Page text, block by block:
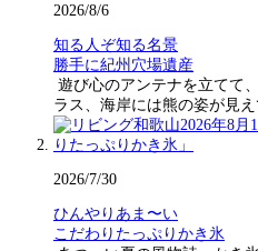
2026/8/6
知る人ぞ知る名景
勝手に紀州穴場遺産
遊び心のアンテナを立てて
ラス、海岸には熊の姿が見
2026/7/30
ひんやりあま〜い
こだわりたっぷりかき氷